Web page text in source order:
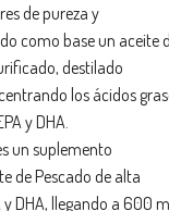
de pureza y
como base un aceite
destilado
los ácidos
y DHA.
un suplemento
de Pescado de alta
DHA, llegando a 600